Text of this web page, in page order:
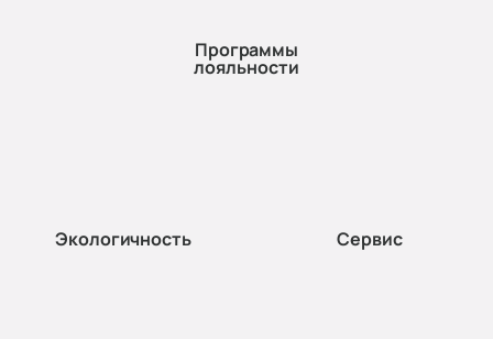
Программы
лояльности
Экологичность Сервис